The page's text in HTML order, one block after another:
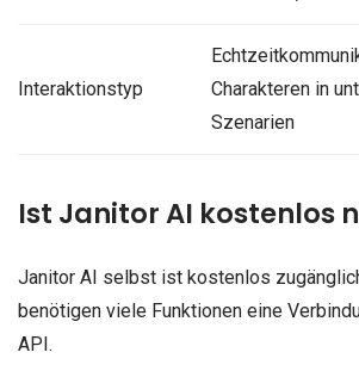
Interaktionstyp
Charakteren in
Szenarien
Ist Janitor AI kostenlos
Janitor AI selbst ist kostenlos
benötigen viele Funktionen eine
API.